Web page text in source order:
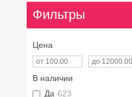
Фильтры
Цена
В наличии
Да 623